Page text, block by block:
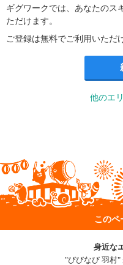
ギグワークでは、あなたのス
ただけます。
ご登録は無料でご利用いただ
他のエ
このペ
身近な
"びびなび 羽村"